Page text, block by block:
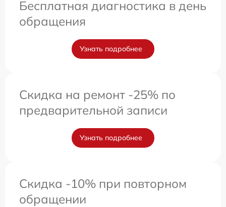
Бесплатная диагностика в день
обращения
Узнать подробнее
Скидка на ремонт -25% по
предварительной записи
Узнать подробнее
Скидка -10% при повторном
обращении